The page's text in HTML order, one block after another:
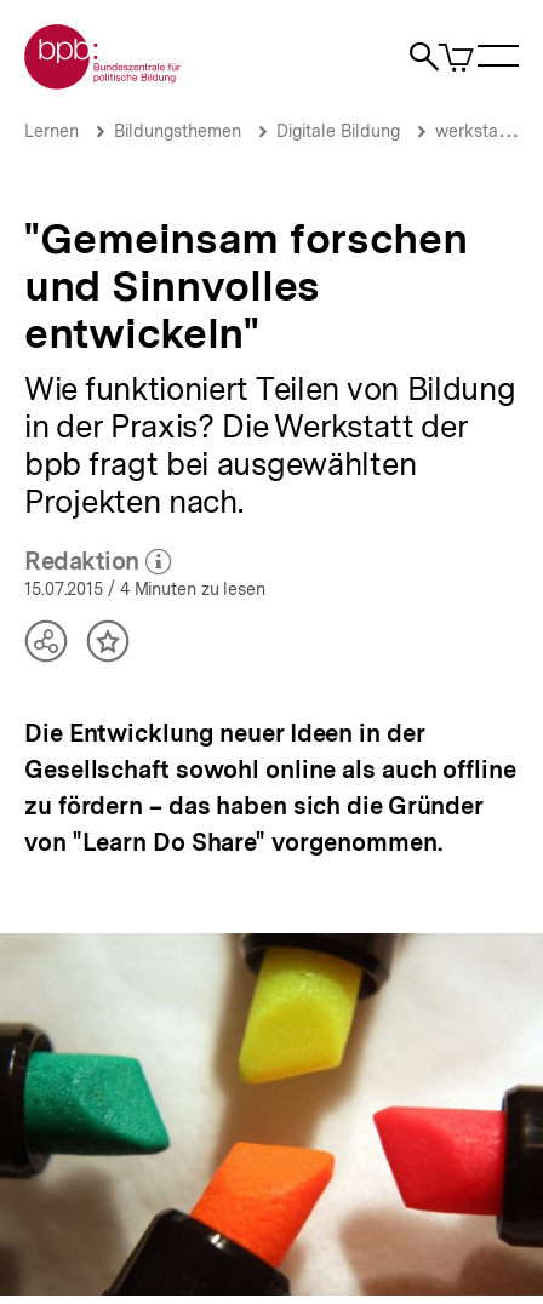
zum
Seiteninhalt
springen
Zur Startseite der bpb
Suche
Artikel
im
"Gemeinsam
entwickeln"
Beiträge
Werkstatt
bpb.de
Brotkrümelnavigation
Pfadnavigation
Lernen Bildungsthemen Digitale Bildung werkstatt.bpb.de
"Gemeinsam forschen
und Sinnvolles
entwickeln"
Wie funktioniert Teilen von Bildung
in der Praxis? Die Werkstatt der
bpb fragt bei ausgewählten
Projekten nach.
Redaktion
(Mehr zum Autor)
öffnen
15.07.2015 / 4 Minuten zu lesen
TeilenInhalt
Die Entwicklung neuer Ideen in der
Gesellschaft sowohl online als auch offline
zu fördern – das haben sich die Gründer
von "Learn Do Share" vorgenommen.